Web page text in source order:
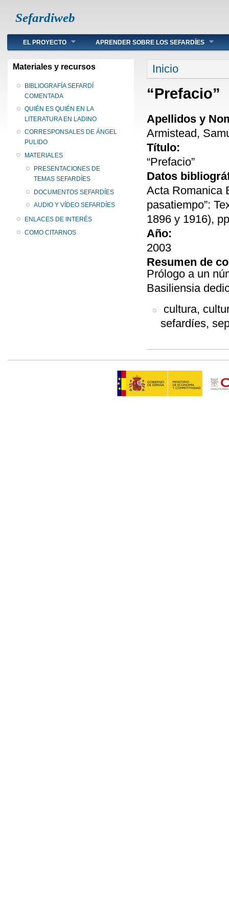
Sefardiweb
Main menu
EL PROYECTO APRENDER SOBRE LOS SEFARDÍES
Materiales y recursos
BIBLIOGRAFÍA SEFARDÍ
COMENTADA
QUIÉN ES QUIÉN EN LA
LITERATURA EN LADINO
CORRESPONSALES DE ÁNGEL
PULIDO
MATERIALES
PRESENTACIONES DE
TEMAS SEFARDÍES
DOCUMENTOS SEFARDÍES
AUDIO Y VÍDEO SEFARDÍES
ENLACES DE INTERÉS
COMO CITARNOS
Se encuentra
Inicio
“Prefacio”
Apellidos y
Armistead,
Título:
“Prefacio”
Datos
Acta Romanica
pasatiempo”:
1896 y 1916),
Año:
2003
Resumen de
Prólogo a un
Basiliensia
cultura,
sefardíes,